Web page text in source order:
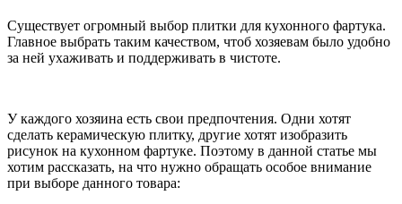
Существует огромный выбор плитки для кухонного фартука.
Главное выбрать таким качеством, чтоб хозяевам было удобно
за ней ухаживать и поддерживать в чистоте.
У каждого хозяина есть свои предпочтения. Одни хотят
сделать керамическую плитку, другие хотят изобразить
рисунок на кухонном фартуке. Поэтому в данной статье мы
хотим рассказать, на что нужно обращать особое внимание
при выборе данного товара: